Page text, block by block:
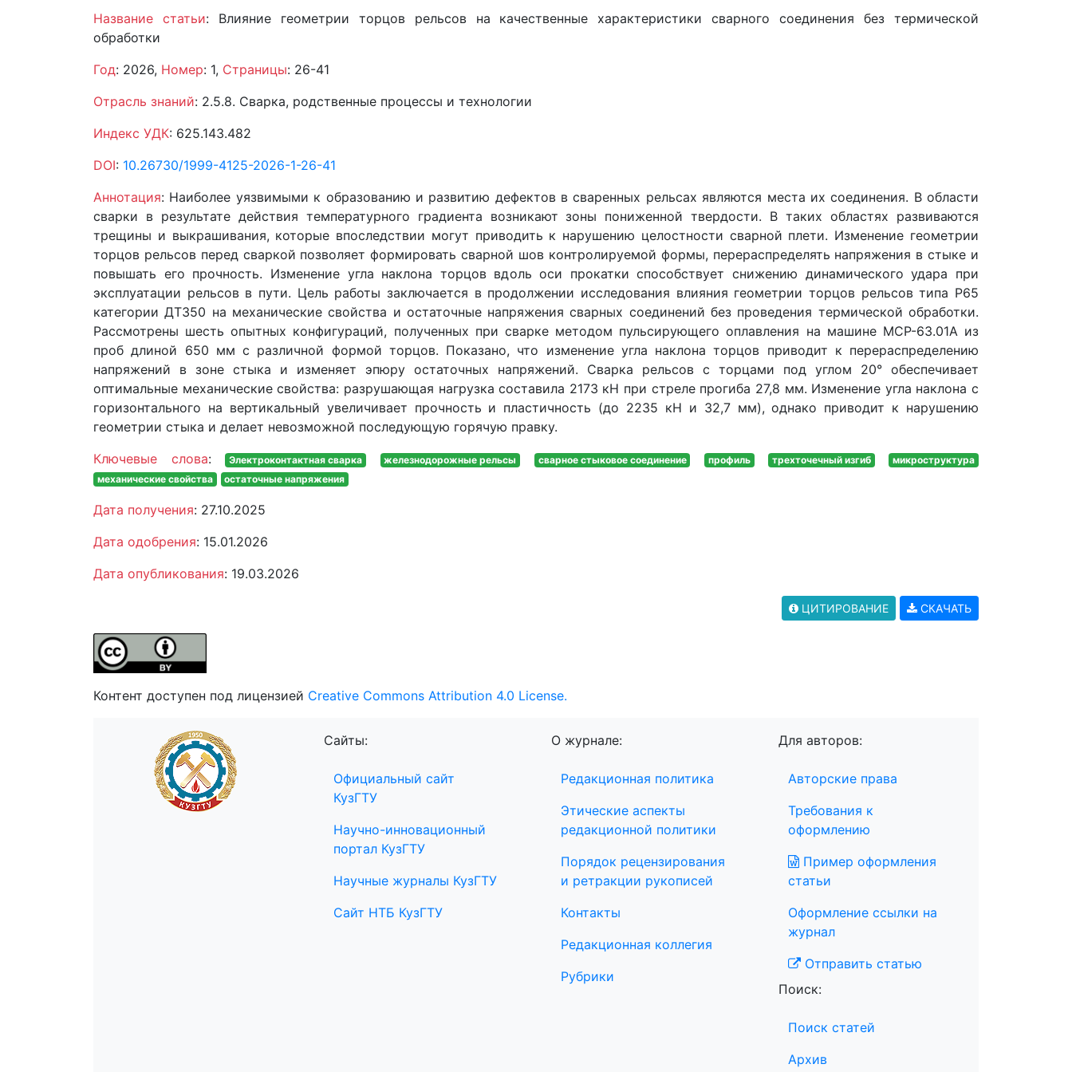
Название статьи: Влияние геометрии торцов рельсов на качественные характеристики сварного соединения без термической
обработки
Год: 2026, Номер: 1, Страницы: 26-41
Отрасль знаний: 2.5.8. Сварка, родственные процессы и технологии
Индекс УДК: 625.143.482
DOI: 10.26730/1999-4125-2026-1-26-41
Аннотация: Наиболее уязвимыми к образованию и развитию дефектов в сваренных рельсах являются места их соединения. В области
сварки в результате действия температурного градиента возникают зоны пониженной твердости. В таких областях развиваются
трещины и выкрашивания, которые впоследствии могут приводить к нарушению целостности сварной плети. Изменение геометрии
торцов рельсов перед сваркой позволяет формировать сварной шов контролируемой формы, перераспределять напряжения в стыке и
повышать его прочность. Изменение угла наклона торцов вдоль оси прокатки способствует снижению динамического удара при
эксплуатации рельсов в пути. Цель работы заключается в продолжении исследования влияния геометрии торцов рельсов типа Р65
категории ДТ350 на механические свойства и остаточные напряжения сварных соединений без проведения термической обработки.
Рассмотрены шесть опытных конфигураций, полученных при сварке методом пульсирующего оплавления на машине МСР-63.01А из
проб длиной 650 мм с различной формой торцов. Показано, что изменение угла наклона торцов приводит к перераспределению
напряжений в зоне стыка и изменяет эпюру остаточных напряжений. Сварка рельсов с торцами под углом 20° обеспечивает
оптимальные механические свойства: разрушающая нагрузка составила 2173 кН при стреле прогиба 27,8 мм. Изменение угла наклона с
горизонтального на вертикальный увеличивает прочность и пластичность (до 2235 кН и 32,7 мм), однако приводит к нарушению
геометрии стыка и делает невозможной последующую горячую правку.
Ключевые слова: Электроконтактная сварка железнодорожные рельсы сварное стыковое соединение профиль трехточечный изгиб
микроструктура
механические свойства
остаточные напряжения
Дата получения: 27.10.2025
Дата одобрения: 15.01.2026
Дата опубликования: 19.03.2026
ЦИТИРОВАНИЕ СКАЧАТЬ
Контент доступен под лицензией Creative Commons Attribution 4.0 License.
Сайты:
Официальный сайт
КузГТУ
Научно-инновационный
портал КузГТУ
Научные журналы КузГТУ
Сайт НТБ КузГТУ
О журнале:
Редакционная политика
Этические аспекты
редакционной политики
Порядок рецензирования
и ретракции рукописей
Контакты
Редакционная коллегия
Рубрики
Для авторов:
Авторские права
Требования к
оформлению
Пример оформления
статьи
Оформление ссылки на
журнал
Отправить статью
Поиск:
Поиск статей
Архив